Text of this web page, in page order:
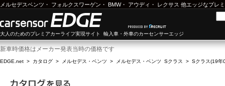
メルセデスベンツ ・ フォルクスワーゲン ・ BMW・ アウディ ・ レクサス 他エッジなプレ
大人のためのプレミアカーライフ実現サイト 輸入車・外車のカーセンサーエッジ
新車時価格はメーカー発表当時の価格です
EDGE.net > カタログ > メルセデス・ベンツ > メルセデス・ベンツ Sクラス > Sクラス(19年